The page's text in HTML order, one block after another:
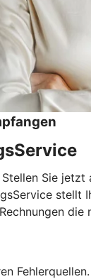
Sie
die
Fehlerquellen.